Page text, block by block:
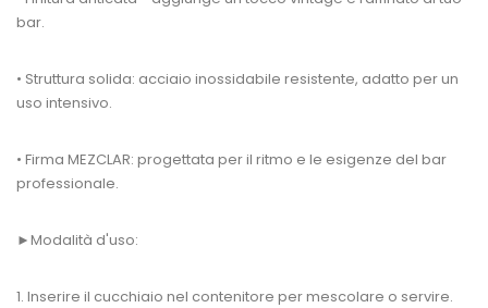
bar.
• Struttura solida: acciaio inossidabile resistente, adatto per un
uso intensivo.
• Firma MEZCLAR: progettata per il ritmo e le esigenze del bar
professionale.
►Modalità d'uso:
1. Inserire il cucchiaio nel contenitore per mescolare o servire.